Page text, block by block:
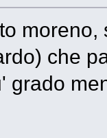
che
grado